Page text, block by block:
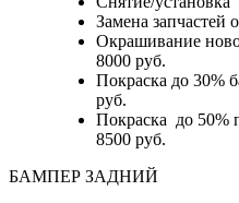
Замена запчастей
Окрашивание
8000 руб.
Покраска до 30%
руб.
Покраска до 50%
8500 руб.
БАМПЕР ЗАДНИЙ